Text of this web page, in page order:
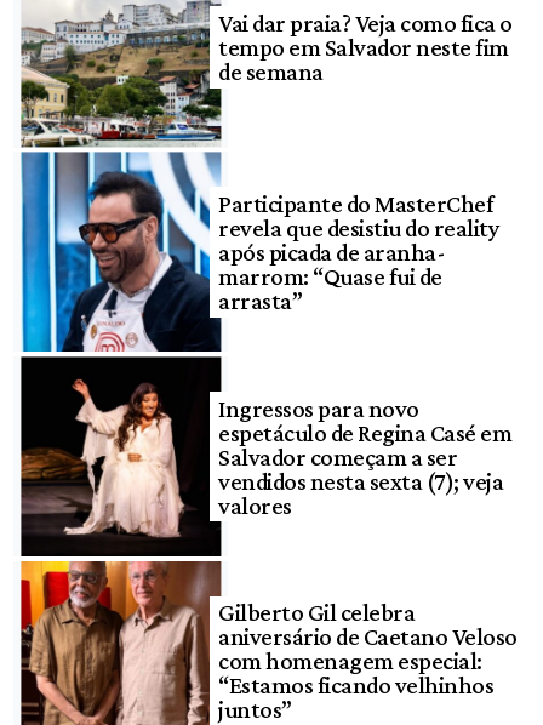
Vai dar praia? Veja como fica o
tempo em Salvador neste fim
de semana
Participante do MasterChef
revela que desistiu do reality
após picada de aranha-
marrom: “Quase fui de
arrasta”
Ingressos para novo
espetáculo de Regina Casé em
Salvador começam a ser
vendidos nesta sexta (7); veja
valores
Gilberto Gil celebra
aniversário de Caetano Veloso
com homenagem especial:
“Estamos ficando velhinhos
juntos”